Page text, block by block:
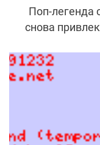
Поп-
снова
вечеринке
новым